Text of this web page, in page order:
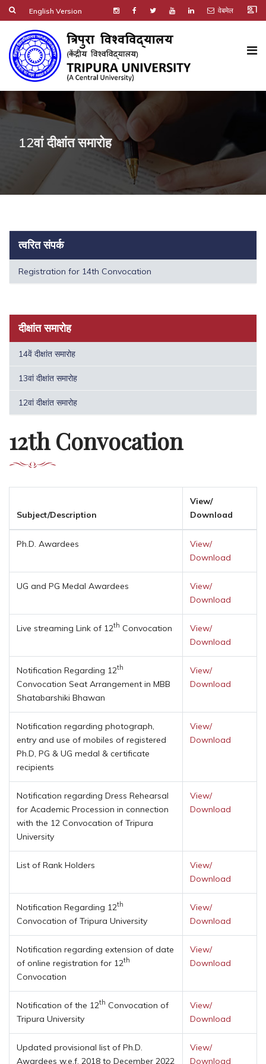
English Version वेबमेल co_present
12वां दीक्षांत समारोह
त्वरित संपर्क
Registration for 14th Convocation
दीक्षांत समारोह
14वें दीक्षांत समारोह
13वां दीक्षांत समारोह
12वां दीक्षांत समारोह
12th Convocation
Subject/Description
View/
Download
Ph.D. Awardees
View/
Download
UG and PG Medal Awardees
View/
Download
Live streaming Link of 12th Convocation
View/
Download
Notification Regarding 12th
Convocation Seat Arrangement in MBB
Shatabarshiki Bhawan
View/
Download
Notification regarding photograph,
entry and use of mobiles of registered
Ph.D, PG & UG medal & certificate
recipients
View/
Download
Notification regarding Dress Rehearsal
for Academic Procession in connection
with the 12 Convocation of Tripura
University
View/
Download
List of Rank Holders
View/
Download
Notification Regarding 12th
Convocation of Tripura University
View/
Download
Notification regarding extension of date
of online registration for 12th
Convocation
View/
Download
Notification of the 12th Convocation of
Tripura University
View/
Download
Updated provisional list of Ph.D.
Awardees w.e.f. 2018 to December 2022
View/
Download